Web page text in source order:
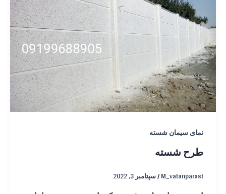
نمای سیمان شسته
طرح شسته
M_vatanparast
/سپتامبر 3, 2022